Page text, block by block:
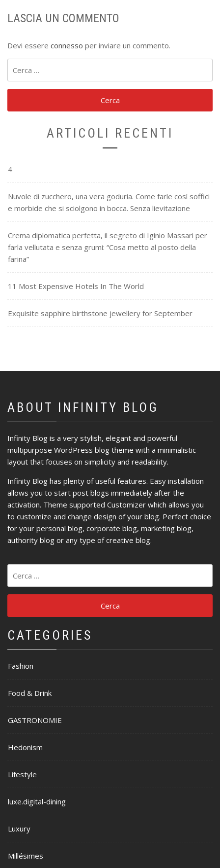
LASCIA UN COMMENTO
Devi essere connesso per inviare un commento.
per:
ARTICOLI RECENTI
4
Nuvole di zucchero, una vera goduria. Come farle così soffici
e morbide che si sciolgono in bocca. Senza lievitazione
Crema diplomatica perfetta, il segreto di Iginio Massari per
farla vellutata e senza grumi: “Cosa metto al posto della
farina”
11 Most Expensive Hotels In The World
Exquisite sapphire birthstone jewellery for September
ABOUT INFINITY BLOG
Infinity Blog is a very stylish, elegant and powerful
multipurpose WordPress blog theme with a minimalistic
layout that focuses on simplicity and readability.
Infinity Blog has plenty of useful features. Easy installation
allows you to start post blogs immediately after the
activation. Theme supported Customizer which allows you
to customize and change design of your blog. Perfect choice
for your personal blog, corporate blog, marketing blog,
authority blog or any type of creative blog.
per:
CATEGORIES
Fashion
Food & Drink
GASTRONOMIE
Hedonism
Lifestyle
luxe.digital-dining
Luxury
Millésimes